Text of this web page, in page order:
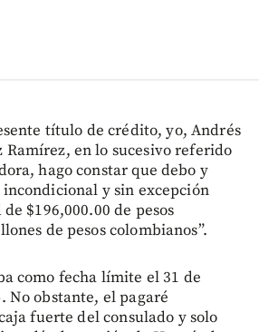
título de crédito, yo, Andrés
en lo sucesivo referido
hago constar que debo y
y sin excepción
$196,000.00 de pesos
de pesos colombianos”.
como fecha límite el 31 de
No obstante, el pagaré
fuerte del consulado y solo